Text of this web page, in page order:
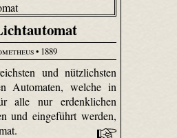
• 1889
und nützlichsten
Automaten, welche in
alle nur erdenklichen
und eingeführt werden,